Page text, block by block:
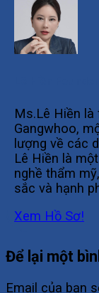
Ms.Lê Hiền
Gangwhoo,
lượng về các
Lê Hiền là
nghề thẩm
sắc và hạnh
Xem Hồ Sơ!
Để lại một
Email của bạn